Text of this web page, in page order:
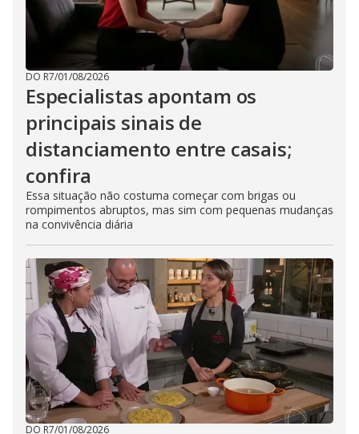
DO R7/01/08/2026
Especialistas apontam os
principais sinais de
distanciamento entre casais;
confira
Essa situação não costuma começar com brigas ou
rompimentos abruptos, mas sim com pequenas mudanças
na convivência diária
DO R7/01/08/2026